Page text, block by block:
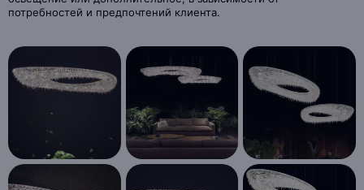
потребностей и предпочтений клиента.